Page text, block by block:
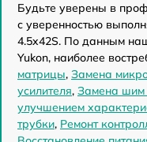
Будьте уверены в
с уверенностью
4.5x42S. По данным
Yukon, наиболее
матрицы, Замена
усилителя, Замена шим
улучшением
трубки, Ремонт